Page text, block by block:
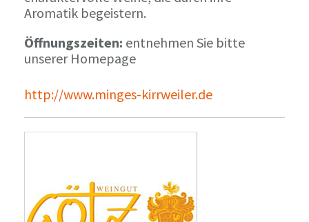
Aromatik begeistern.
Öffnungszeiten: entnehmen Sie bitte
unserer Homepage
http://www.minges-kirrweiler.de